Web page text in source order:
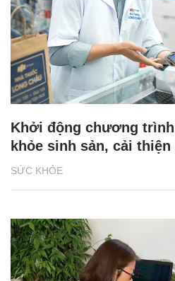
SỨC KHỎE
Khởi động chương
khỏe sinh sản, cải